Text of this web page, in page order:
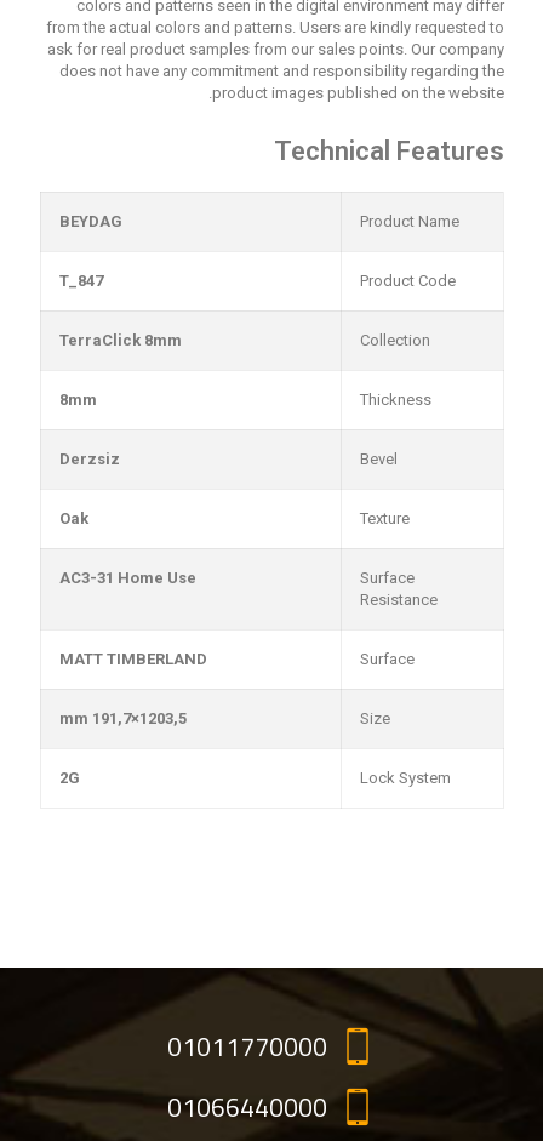
colors and patterns seen in the digital environment may differ
from the actual colors and patterns. Users are kindly requested to
ask for real product samples from our sales points. Our company
does not have any commitment and responsibility regarding the
product images published on the website.
Technical Features
Product Name
BEYDAG
Product Code
T_847
Collection
TerraClick 8mm
Thickness
8mm
Bevel
Derzsiz
Texture
Oak
Surface
Resistance
AC3-31 Home Use
Surface
MATT TIMBERLAND
Size
1203,5×191,7 mm
Lock System
2G
01011770000
01066440000